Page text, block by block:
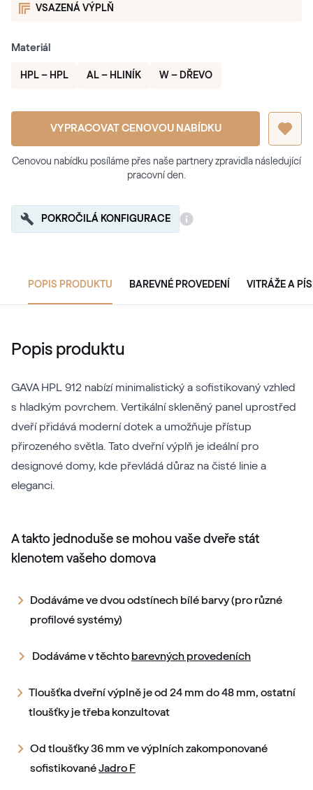
VSAZENÁ VÝPLŇ
Materiál
HPL – HPL AL – HLINÍK W – DŘEVO
VYPRACOVAT CENOVOU NABÍDKU
Cenovou nabídku posíláme přes naše partnery zpravidla následující
pracovní den.
POKROČILÁ KONFIGURACE
POPIS PRODUKTU BAREVNÉ PROVEDENÍ VITRÁŽE A
Popis produktu
GAVA HPL 912 nabízí minimalistický a sofistikovaný vzhled
s hladkým povrchem. Vertikální skleněný panel uprostřed
dveří přidává moderní dotek a umožňuje přístup
přirozeného světla. Tato dveřní výplň je ideální pro
designové domy, kde převládá důraz na čisté linie a
eleganci.
A takto jednoduše se mohou vaše dveře stát
klenotem vašeho domova
Dodáváme ve dvou odstínech bílé barvy (pro různé
profilové systémy)
Dodáváme v těchto barevných provedeních
Tloušťka dveřní výplně je od 24 mm do 48 mm, ostatní
tloušťky je třeba konzultovat
Od tloušťky 36 mm ve výplních zakomponované
sofistikovanéJadro F